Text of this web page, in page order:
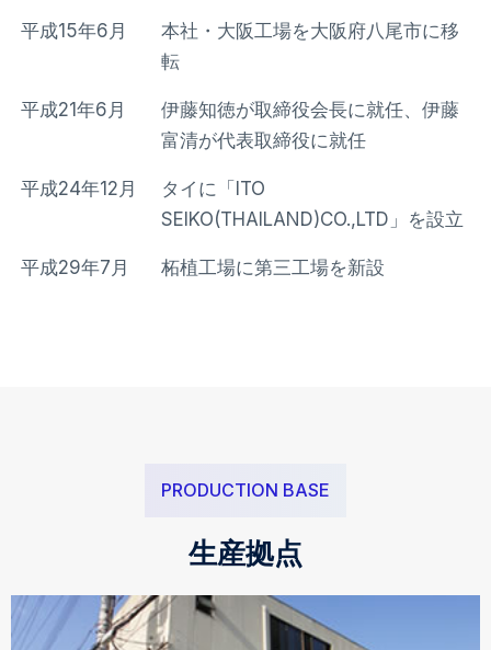
平成15年6月
本社・大阪工場を大阪府八尾市に移
転
平成21年6月
伊藤知徳が取締役会長に就任、伊藤
富清が代表取締役に就任
平成24年12月
タイに「ITO
SEIKO(THAILAND)CO.,LTD」を設立
平成29年7月 柘植工場に第三工場を新設
PRODUCTION BASE
生産拠点